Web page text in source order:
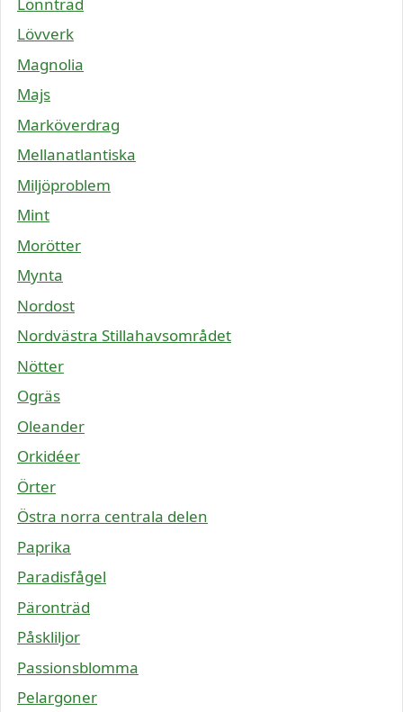
Lövverk
Magnolia
Majs
Marköverdrag
Mellanatlantiska
Miljöproblem
Mint
Morötter
Mynta
Nordost
Nordvästra Stillahavsområdet
Nötter
Ogräs
Oleander
Orkidéer
Örter
Östra norra centrala delen
Paprika
Paradisfågel
Päronträd
Påskliljor
Passionsblomma
Pelargoner